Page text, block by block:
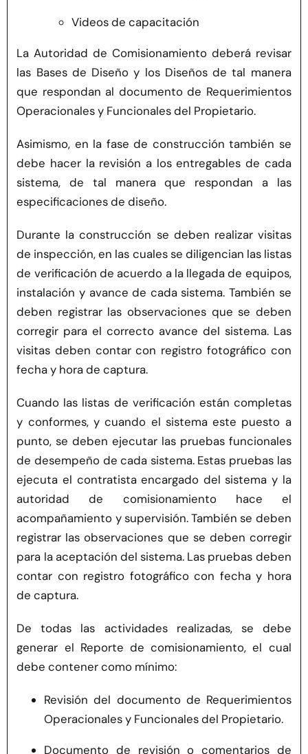
Videos de capacitación
La Autoridad de Comisionamiento deberá revisar
las Bases de Diseño y los Diseños de tal manera
que respondan al documento de Requerimientos
Operacionales y Funcionales del Propietario.
Asimismo, en la fase de construcción también se
debe hacer la revisión a los entregables de cada
sistema, de tal manera que respondan a las
especificaciones de diseño.
Durante la construcción se deben realizar visitas
de inspección, en las cuales se diligencian las listas
de verificación de acuerdo a la llegada de equipos,
instalación y avance de cada sistema. También se
deben registrar las observaciones que se deben
corregir para el correcto avance del sistema. Las
visitas deben contar con registro fotográfico con
fecha y hora de captura.
Cuando las listas de verificación están completas
y conformes, y cuando el sistema este puesto a
punto, se deben ejecutar las pruebas funcionales
de desempeño de cada sistema. Estas pruebas las
ejecuta el contratista encargado del sistema y la
autoridad de comisionamientohace el
acompañamiento y supervisión.También se deben
registrar las observaciones que se deben corregir
para la aceptación del sistema. Las pruebas deben
contar con registro fotográfico con fecha y hora
de captura.
De todas las actividades realizadas, se debe
generar el Reporte de comisionamiento, el cual
debe contener como mínimo:
Revisión del documento de Requerimientos
Operacionales y Funcionales del Propietario.
Documento de revisión o comentarios de